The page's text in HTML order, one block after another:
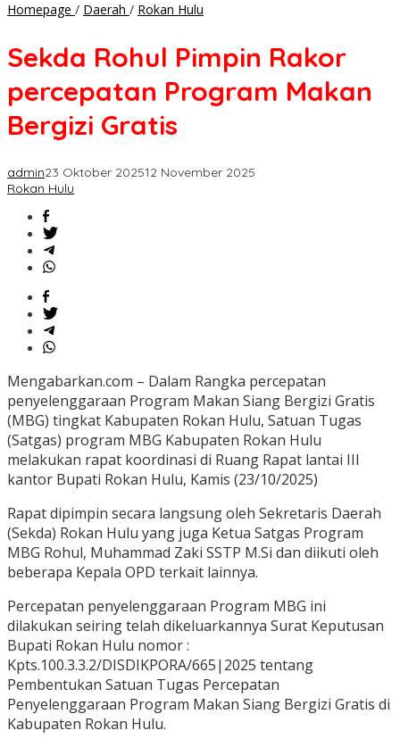
Homepage / Daerah / Rokan Hulu
Rakor
percepatan
Program
Makan
Sekda Rohul Pimpin Rakor
percepatan Program Makan
Bergizi Gratis
admin23 Oktober 202512 November 2025
Rokan Hulu
Mengabarkan.com – Dalam Rangka percepatan
penyelenggaraan Program Makan Siang Bergizi Gratis
(MBG) tingkat Kabupaten Rokan Hulu, Satuan Tugas
(Satgas) program MBG Kabupaten Rokan Hulu
melakukan rapat koordinasi di Ruang Rapat lantai III
kantor Bupati Rokan Hulu, Kamis (23/10/2025)
Rapat dipimpin secara langsung oleh Sekretaris Daerah
(Sekda) Rokan Hulu yang juga Ketua Satgas Program
MBG Rohul, Muhammad Zaki SSTP M.Si dan diikuti oleh
beberapa Kepala OPD terkait lainnya.
Percepatan penyelenggaraan Program MBG ini
dilakukan seiring telah dikeluarkannya Surat Keputusan
Bupati Rokan Hulu nomor :
Kpts.100.3.3.2/DISDIKPORA/665|2025 tentang
Pembentukan Satuan Tugas Percepatan
Penyelenggaraan Program Makan Siang Bergizi Gratis di
Kabupaten Rokan Hulu.